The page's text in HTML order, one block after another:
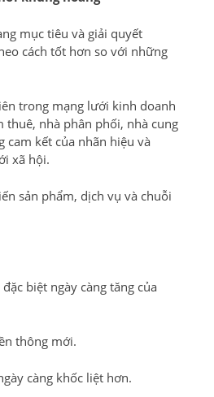
mục tiêu và giải quyết
cách tốt hơn so với những
trong mạng lưới kinh doanh
thuê, nhà phân phối, nhà cung
cam kết của nhãn hiệu và
xã hội.
sản phẩm, dịch vụ và chuỗi
biệt ngày càng tăng của
thông mới.
càng khốc liệt hơn.